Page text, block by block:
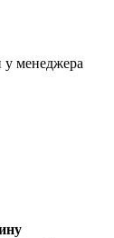
у менеджера